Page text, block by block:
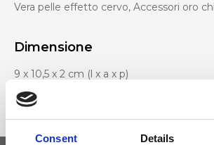
Consent Details
Vera pelle effetto cervo, Accessori oro
Dimensione
9 x 10,5 x 2 cm (l x a x p)